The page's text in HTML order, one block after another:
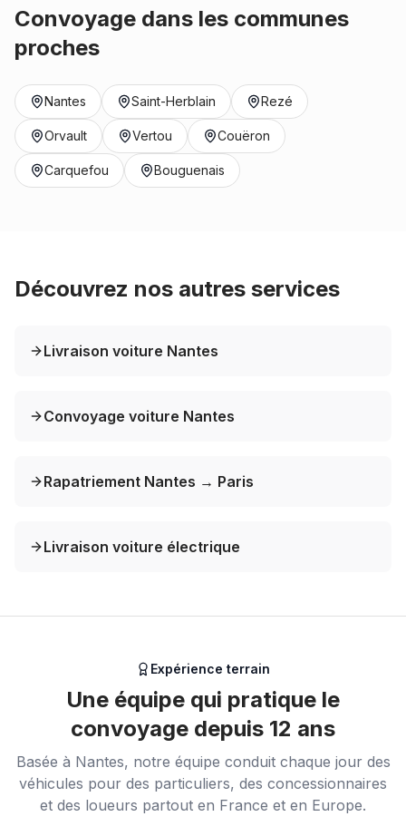
Convoyage dans les communes
proches
Nantes Saint-Herblain Rezé
Orvault Vertou Couëron
Carquefou Bouguenais
Découvrez nos autres services
Livraison voiture Nantes
Convoyage voiture Nantes
Rapatriement Nantes → Paris
Livraison voiture électrique
Expérience terrain
Une équipe qui pratique le
convoyage depuis 12 ans
Basée à Nantes, notre équipe conduit chaque jour des
véhicules pour des particuliers, des concessionnaires
et des loueurs partout en France et en Europe.